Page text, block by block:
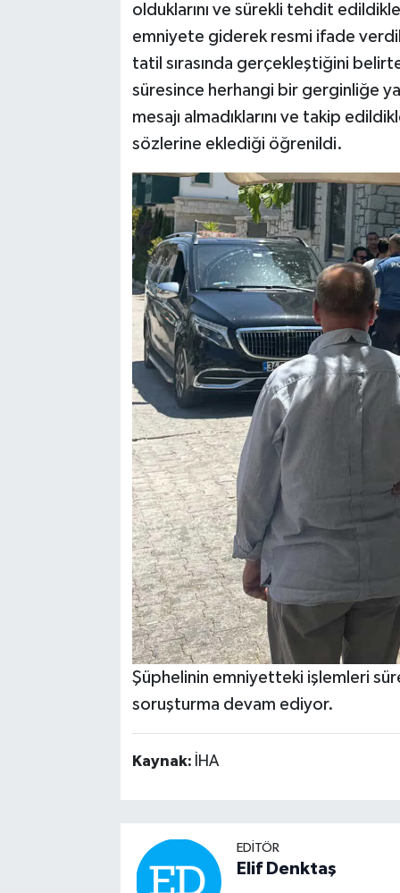
olduklarını ve sürekli tehdit
emniyete giderek resmi ifade
tatil sırasında gerçekleştiğini
süresince herhangi bir gerginliğe ya
mesajı almadıklarını ve takip
sözlerine eklediği öğrenildi.
Şüphelinin emniyetteki işlemleri
soruşturma devam ediyor.
Kaynak: İHA
EDITÖR
Elif Denktaş